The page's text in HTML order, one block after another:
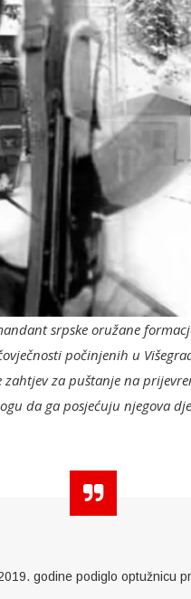
srpske oružane
počinjenih u
zahtjev za puštanje na
da ga posjećuju njegova
godine podiglo optužnicu